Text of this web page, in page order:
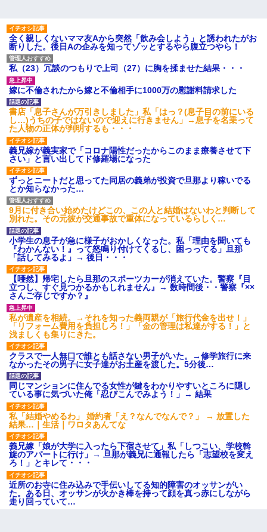
全く親しくないママ友Aから突然「飲み会しよう」と誘われたがお
断りした。後日Aの企みを知ってゾッとするやら腹立つやら！
私（23）冗談のつもりで上司（27）に胸を揉ませた結果・・・
嫁に不倫されたから嫁と不倫相手に1000万の慰謝料請求した
書店「息子さんが万引きしました」私「はっ？(息子目の前にいる
し…)うちの子ではないので迎えに行きません」→息子を名乗って
た人物の正体が判明するも・・・
義兄嫁が義実家で「コロナ陽性だったからこのまま療養させて下
さい」と言い出してド修羅場になった
ずっとニートだと思ってた同居の義弟が投資で旦那より稼いでる
とか知らなかった…
9月に付き合い始めたけどこの、この人と結婚はないわと判断して
別れた。その元彼が交通事故で重体になっているらしく…
小学生の息子が急に様子がおかしくなった。私「理由を聞いても
『わかんない！』って怒鳴り付けてくるし、困っってる」旦那
「話してみるよ」→ 後日・・・
【唖然】帰宅したら旦那のスポーツカーが消えていた。警察『目
立つし、すぐ見つかるかもしれません』→ 数時間後・・警察『××
さんご存じですか？』
私が遺産を相続。→それを知った義両親が「旅行代金を出せ！」
「リフォーム費用を負担しろ！」「金の管理は私達がする！」と
浅ましくも集りにきた。
クラスで一人無口で誰とも話さない男子がいた。→修学旅行に来
なかったその男子に女子達がお土産を渡した。5分後…
同じマンションに住んでる女性が鍵をわかりやすいところに隠し
ている事に気づいた俺「忍びこんでみよう！」→ 結果
私「結婚やめるわ」 婚約者「え？なんでなんで？」 → 放置した
結果…｜生活｜ワロタあんてな
義兄嫁「娘が大学に入ったら下宿させて」私「しつこい、学校斡
旋のアパートに行け」→ 旦那が義兄に通報したら「志望校を変え
ろ！」とキレて・・・
近所のお寺に住み込みで手伝いしてる知的障害のオッサンがい
た。ある日、オッサンが火かき棒を持って顔を真っ赤にしながら
走り回っていて…